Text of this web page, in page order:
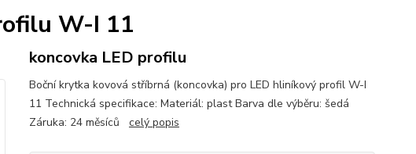
W-I 11
koncovka LED profilu
Boční krytka kovová stříbrná (koncovka) pro LED hliníkový profil W-I
11 Technická specifikace: Materiál: plast Barva dle výběru: šedá
Záruka: 24 měsíců celý popis